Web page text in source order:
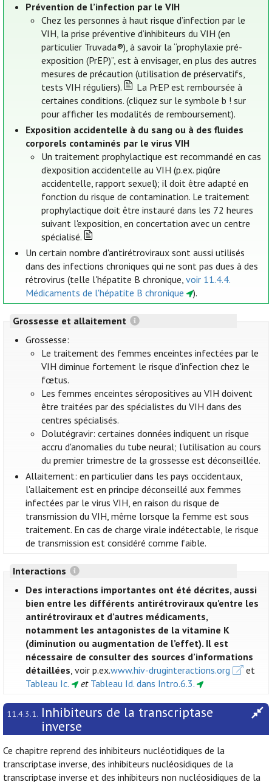
Prévention de l’infection par le VIH
Chez les personnes à haut risque d’infection par le
VIH, la prise préventive d’inhibiteurs du VIH (en
particulier Truvada®), à savoir la “prophylaxie pré-
exposition (PrEP)”, est à envisager, en plus des autres
mesures de précaution (utilisation de préservatifs,
tests VIH réguliers).
La PrEP est remboursée à
certaines conditions. (cliquez sur le symbole b ! sur
pour afficher les modalités de remboursement).
Exposition accidentelle à du sang ou à des fluides
corporels contaminés par le virus VIH
Un traitement prophylactique est recommandé en cas
d'exposition accidentelle au VIH (p.ex. piqûre
accidentelle, rapport sexuel); il doit être adapté en
fonction du risque de contamination. Le traitement
prophylactique doit être instauré dans les 72 heures
suivant l'exposition, en concertation avec un centre
spécialisé.
Un certain nombre d'antirétroviraux sont aussi utilisés
dans des infections chroniques qui ne sont pas dues à des
rétrovirus (telle l'hépatite B chronique,voir 11.4.4.
Médicaments de l'hépatite B chronique
).
Grossesse et allaitement
Grossesse:
Le traitement des femmes enceintes infectées par le
VIH diminue fortement le risque d'infection chez le
fœtus.
Les femmes enceintes séropositives au VIH doivent
être traitées par des spécialistes du VIH dans des
centres spécialisés.
Dolutégravir: certaines données indiquent un risque
accru d'anomalies du tube neural; l'utilisation au cours
du premier trimestre de la grossesse est déconseillée.
Allaitement: en particulier dans les pays occidentaux,
l'allaitement est en principe déconseillé aux femmes
infectées par le virus VIH, en raison du risque de
transmission du VIH, même lorsque la femme est sous
traitement. En cas de charge virale indétectable, le risque
de transmission est considéré comme faible.
Interactions
Des interactions importantes ont été décrites, aussi
bien entre les différents antirétroviraux qu’entre les
antirétroviraux et d’autres médicaments,
notamment les antagonistes de la vitamine K
(diminution ou augmentation de l’effet). Il est
nécessaire de consulter des sources d’informations
détaillées, voir p.ex.www.hiv-druginteractions.org
et
Tableau Ic.
et Tableau Id. dans Intro.6.3.
11.4.3.1. Inhibiteurs de la transcriptase
inverse
Ce chapitre reprend des inhibiteurs nucléotidiques de la
transcriptase inverse, des inhibiteurs nucléosidiques de la
transcriptase inverse et des inhibiteurs non nucléosidiques de la